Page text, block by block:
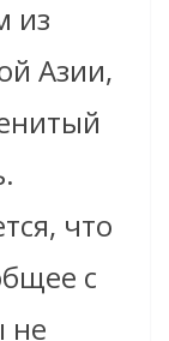
из
Азии,
что
с
не